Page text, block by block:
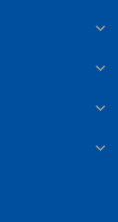



